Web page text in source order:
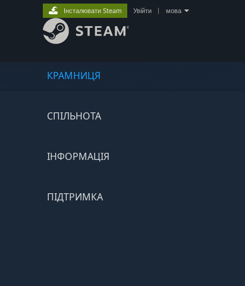
КРАМНИЦЯ
СПІЛЬНОТА
ІНФОРМАЦІЯ
ПІДТРИМКА
Інсталювати Steam Увійти мова